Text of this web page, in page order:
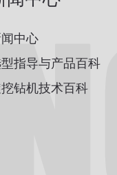
中心
指导与产品百科
钻机技术百科